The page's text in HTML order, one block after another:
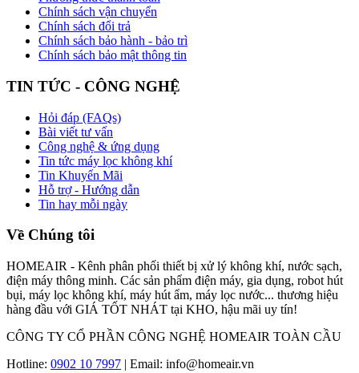
Chính sách vận chuyển
Chính sách đổi trả
Chính sách bảo hành - bảo trì
Chính sách bảo mật thông tin
TIN TỨC - CÔNG NGHỆ
Hỏi đáp (FAQs)
Bài viết tư vấn
Công nghệ & ứng dụng
Tin tức máy lọc không khí
Tin Khuyến Mãi
Hỗ trợ - Hướng dẫn
Tin hay mỗi ngày
Về Chúng tôi
HOMEAIR - Kênh phân phối thiết bị xử lý không khí, nước sạch,
điện máy thông minh. Các sản phẩm điện máy, gia dụng, robot hút
bụi, máy lọc không khí, máy hút ẩm, máy lọc nước... thương hiệu
hàng đầu với GIÁ TỐT NHÁT tại KHO, hậu mãi uy tín!
CÔNG TY CỔ PHẦN CÔNG NGHỆ HOMEAIR TOÀN CẦU
Hotline: 0902 10 7997 | Email: info@homeair.vn